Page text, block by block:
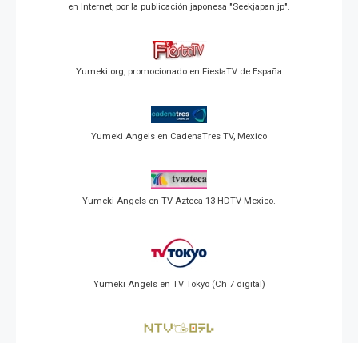
en Internet, por la publicación japonesa "Seekjapan.jp".
Yumeki.org, promocionado en FiestaTV de España
Yumeki Angels en CadenaTres TV, Mexico
Yumeki Angels en TV Azteca 13 HDTV Mexico.
Yumeki Angels en TV Tokyo (Ch 7 digital)